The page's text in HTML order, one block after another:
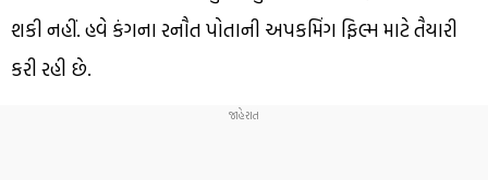
શકી નહીં. હવે કંગના રનૌત પોતાની અપકમિંગ ફિલ્મ માટે તૈયારી
કરી રહી છે.